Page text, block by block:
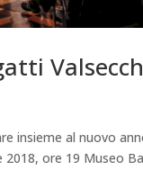
insieme al nuovo
ore 19 Museo